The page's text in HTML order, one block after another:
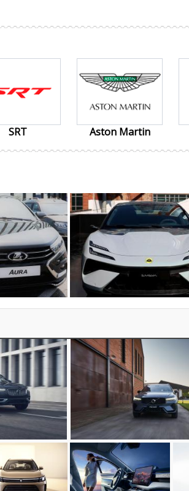
SRT Aston Martin
седан Emeya GT